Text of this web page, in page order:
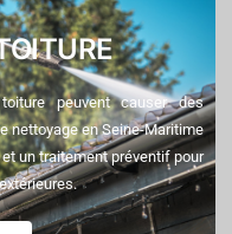
peuvent causer des
nettoyage en Seine-Maritime
un traitement préventif pour